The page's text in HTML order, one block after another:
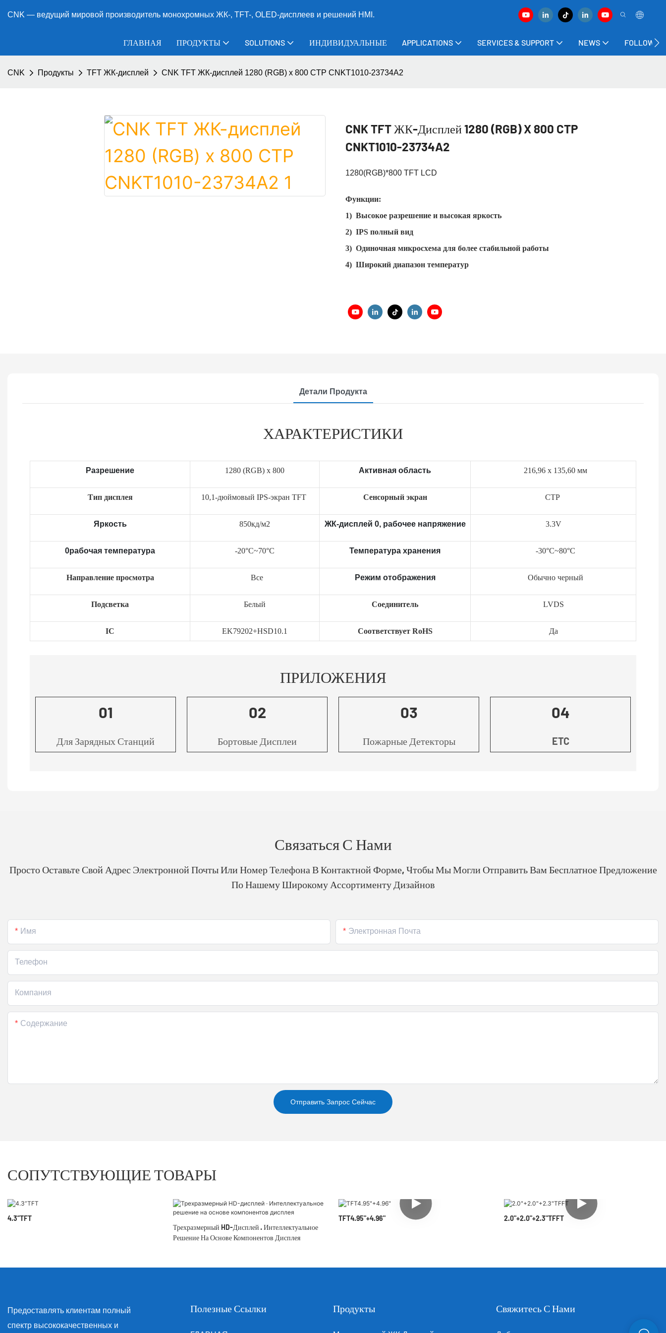
CNK — ведущий мировой производитель монохромных ЖК-, TFT-, OLED-дисплеев и решений HMI.
ГЛАВНАЯ ПРОДУКТЫ SOLUTIONS ИНДИВИДУАЛЬНЫЕ APPLICATIONS SERVICES & SUPPORT NEWS FOLLOW US
CNK Продукты TFT ЖК-дисплей CNK TFT ЖК-дисплей 1280 (RGB) x 800 CTP CNKT1010-23734A2
CNK TFT ЖК-Дисплей 1280 (RGB) X 800 CTP
CNKT1010-23734A2
1280(RGB)*800 TFT LCD
Функции:
1) Высокое разрешение и высокая яркость
2) IPS полный вид
3) Одиночная микросхема для более стабильной работы
4) Широкий диапазон температур
Детали Продукта
ХАРАКТЕРИСТИКИ
Разрешение 1280 (RGB) х 800 Активная область 216,96 x 135,60 мм
Тип дисплея 10,1-дюймовый IPS-экран TFT Сенсорный экран CTP
Яркость 850кд/м2 ЖК-дисплей 0, рабочее напряжение 3.3V
0рабочая температура -20°C~70°C Температура хранения -30°C~80°C
Направление просмотра Все Режим отображения Обычно черный
Подсветка Белый Соединитель LVDS
IC EK79202+HSD10.1 Соответствует RoHS Да
ПРИЛОЖЕНИЯ
01
Для Зарядных Станций
02
Бортовые Дисплеи
03
Пожарные Детекторы
04
ETC
Связаться С Нами
Просто Оставьте Свой Адрес Электронной Почты Или Номер Телефона В Контактной Форме, Чтобы Мы Могли Отправить Вам Бесплатное Предложение
По Нашему Широкому Ассортименту Дизайнов
Имя Электронная Почта
Телефон
Компания
Содержание
Отправить Запрос Сейчас
СОПУТСТВУЮЩИЕ ТОВАРЫ
4.3”TFT
Трехразмерный HD-Дисплей · Интеллектуальное
Решение На Основе Компонентов Дисплея
TFT4.95"+4.96" 2.0"+2.0"+2.3"TFFT
Предоставлять клиентам полный
спектр высококачественных и
Полезные Ссылки Продукты Свяжитесь С Нами